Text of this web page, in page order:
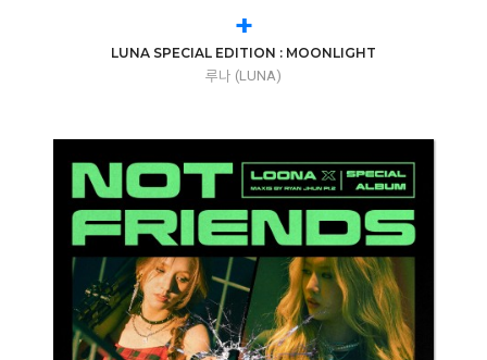
+
LUNA SPECIAL EDITION : MOONLIGHT
루나 (LUNA)